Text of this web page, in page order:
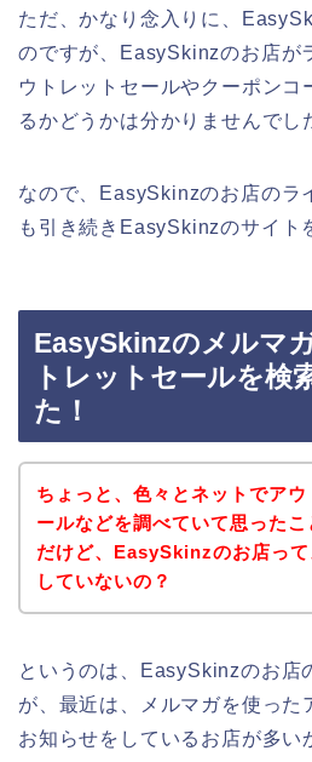
ただ、かなり念入りに、
のですが、EasySkinzのお店が
ウトレットセールやクーポンコ
るかどうかは分かりませんでし
なので、EasySkinzのお店のラ
も引き続きEasySkinzのサイト
EasySkinzのメルマ
トレットセールを検
た！
ちょっと、色々とネットでアウ
ールなどを調べていて思ったこ
だけど、EasySkinzのお店っ
していないの？
というのは、EasySkinzのお店
が、最近は、メルマガを使った
お知らせをしているお店が多い